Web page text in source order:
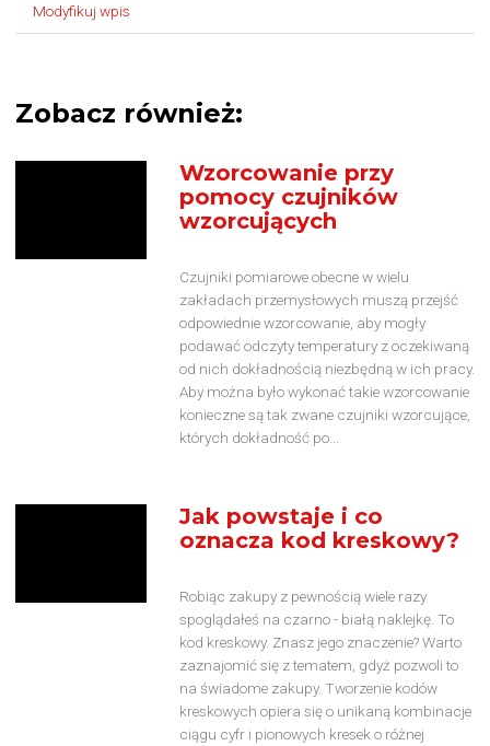
Modyfikuj wpis
Zobacz również:
Wzorcowanie przy
pomocy czujników
wzorcujących
Czujniki pomiarowe obecne w wielu
zakładach przemysłowych muszą przejść
odpowiednie wzorcowanie, aby mogły
podawać odczyty temperatury z oczekiwaną
od nich dokładnością niezbędną w ich pracy.
Aby można było wykonać takie wzorcowanie
konieczne są tak zwane czujniki wzorcujące,
których dokładność po...
Jak powstaje i co
oznacza kod kreskowy?
Robiąc zakupy z pewnością wiele razy
spoglądałeś na czarno - białą naklejkę. To
kod kreskowy. Znasz jego znaczenie? Warto
zaznajomić się z tematem, gdyż pozwoli to
na świadome zakupy. Tworzenie kodów
kreskowych opiera się o unikaną kombinacje
ciągu cyfr i pionowych kresek o różnej